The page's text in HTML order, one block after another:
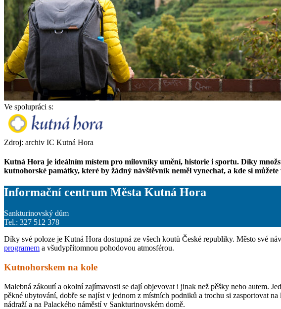
Ve spolupráci s:
Zdroj: archiv IC Kutná Hora
Kutná Hora je ideálním místem pro milovníky umění, historie i sportu. Díky
kutnohorské památky, které by žádný návštěvník neměl vynechat, a kde si
Informační centrum Města Kutná Hora
Sankturinovský dům
Tel.: 327 512 378
Díky své poloze je Kutná Hora dostupná ze všech koutů České republiky. Město své
programem a všudypřítomnou pohodovou atmosférou.
Kutnohorskem na kole
Malebná zákoutí a okolní zajímavosti se dají objevovat i jinak než pěšky nebo autem.
pěkné ubytování, dobře se najíst v jednom z místních podniků a trochu si zasportovat
nádraží a na Palackého náměstí v Sankturinovském domě.